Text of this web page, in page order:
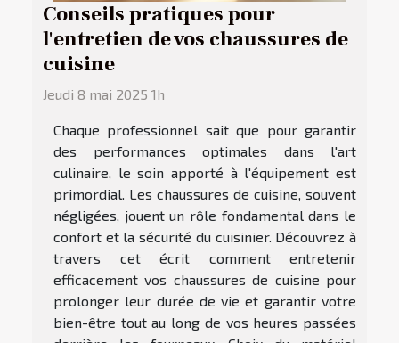
Conseils pratiques pour
l'entretien de vos chaussures de
cuisine
Jeudi 8 mai 2025 1h
Chaque professionnel sait que pour garantir
des performances optimales dans l'art
culinaire, le soin apporté à l'équipement est
primordial. Les chaussures de cuisine, souvent
négligées, jouent un rôle fondamental dans le
confort et la sécurité du cuisinier. Découvrez à
travers cet écrit comment entretenir
efficacement vos chaussures de cuisine pour
prolonger leur durée de vie et garantir votre
bien-être tout au long de vos heures passées